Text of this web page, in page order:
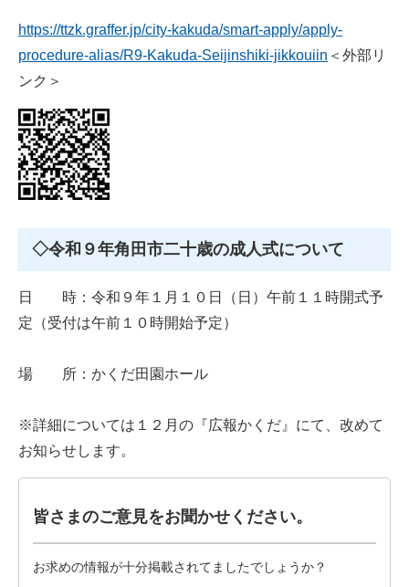
https://ttzk.graffer.jp/city-kakuda/smart-apply/apply-
procedure-alias/R9-Kakuda-Seijinshiki-jikkouiin ＜外部リ
ンク＞
◇令和９年角田市二十歳の成人式について
日 時：令和９年１月１０日（日）午前１１時開式予
定（受付は午前１０時開始予定）
場 所：かくだ田園ホール
※詳細については１２月の『広報かくだ』にて、改めて
お知らせします。
皆さまのご意見をお聞かせください。
お求めの情報が十分掲載されてましたでしょうか？